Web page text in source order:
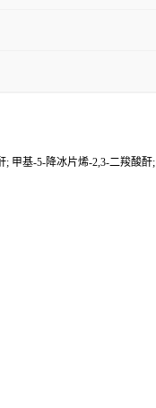
; 甲基-5-降冰片烯-2,3-二羧酸酐;